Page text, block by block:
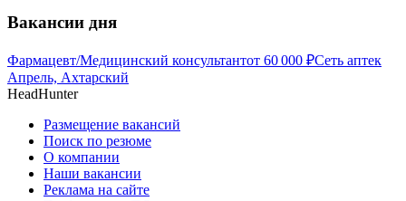
Вакансии дня
Фармацевт/Медицинский консультантот 60 000 ₽Сеть аптек
Апрель, Ахтарский
HeadHunter
Размещение вакансий
Поиск по резюме
О компании
Наши вакансии
Реклама на сайте